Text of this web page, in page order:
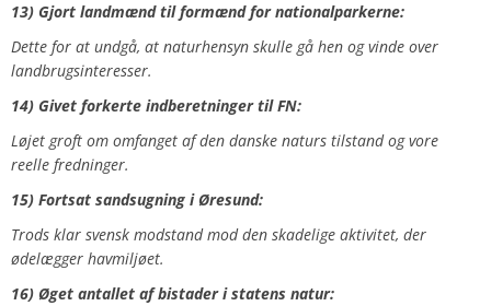
13) Gjort landmænd til formænd for nationalparkerne:
Dette for at undgå, at naturhensyn skulle gå hen og vinde over
landbrugsinteresser.
14) Givet forkerte indberetninger til FN:
Løjet groft om omfanget af den danske naturs tilstand og vore
reelle fredninger.
15) Fortsat sandsugning i Øresund:
Trods klar svensk modstand mod den skadelige aktivitet, der
ødelægger havmiljøet.
16) Øget antallet af bistader i statens natur: